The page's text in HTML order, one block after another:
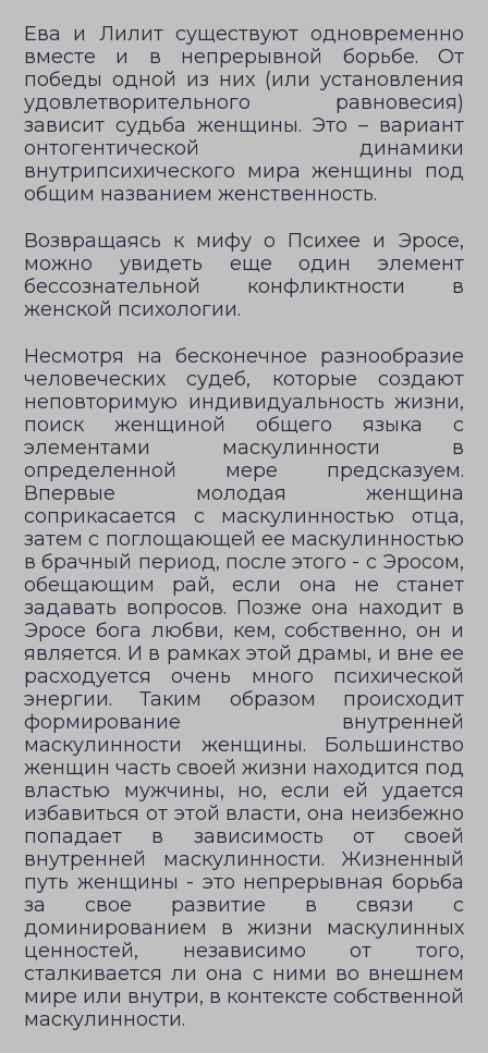
Ева и Лилит существуют одновременно
вместе и в непрерывной борьбе. От
победы одной из них (или установления
удовлетворительного равновесия)
зависит судьба женщины. Это – вариант
онтогентической динамики
внутрипсихического мира женщины под
общим названием женственность.
Возвращаясь к мифу о Психее и Эросе,
можно увидеть еще один элемент
бессознательной конфликтности в
женской психологии.
Несмотря на бесконечное разнообразие
человеческих судеб, которые создают
неповторимую индивидуальность жизни,
поиск женщиной общего языка с
элементами маскулинности в
определенной мере предсказуем.
Впервые молодая женщина
соприкасается с маскулинностью отца,
затем с поглощающей ее маскулинностью
в брачный период, после этого - с Эросом,
обещающим рай, если она не станет
задавать вопросов. Позже она находит в
Эросе бога любви, кем, собственно, он и
является. И в рамках этой драмы, и вне ее
расходуется очень много психической
энергии. Таким образом происходит
формирование внутренней
маскулинности женщины. Большинство
женщин часть своей жизни находится под
властью мужчины, но, если ей удается
избавиться от этой власти, она неизбежно
попадает в зависимость от своей
внутренней маскулинности. Жизненный
путь женщины - это непрерывная борьба
за свое развитие в связи с
доминированием в жизни маскулинных
ценностей, независимо от того,
сталкивается ли она с ними во внешнем
мире или внутри, в контексте собственной
маскулинности.